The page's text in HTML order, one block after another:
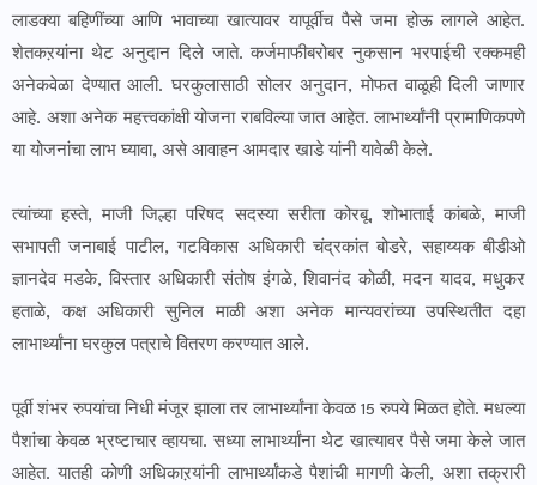
लाडक्या बहिणींच्या आणि भावाच्या खात्यावर यापूर्वीच पैसे जमा होऊ लागले आहेत.
शेतकऱयांना थेट अनुदान दिले जाते. कर्जमाफीबरोबर नुकसान भरपाईची रक्कमही
अनेकवेळा देण्यात आली. घरकुलासाठी सोलर अनुदान, मोफत वाळूही दिली जाणार
आहे. अशा अनेक महत्त्वकांक्षी योजना राबविल्या जात आहेत. लाभार्थ्यांनी प्रामाणिकपणे
या योजनांचा लाभ घ्यावा, असे आवाहन आमदार खाडे यांनी यावेळी केले.
त्यांच्या हस्ते, माजी जिल्हा परिषद सदस्या सरीता कोरबू, शोभाताई कांबळे, माजी
सभापती जनाबाई पाटील, गटविकास अधिकारी चंद्रकांत बोडरे, सहाय्यक बीडीओ
ज्ञानदेव मडके, विस्तार अधिकारी संतोष इंगळे, शिवानंद कोळी, मदन यादव, मधुकर
हताळे, कक्ष अधिकारी सुनिल माळी अशा अनेक मान्यवरांच्या उपस्थितीत दहा
लाभार्थ्यांना घरकुल पत्राचे वितरण करण्यात आले.
पूर्वी शंभर रुपयांचा निधी मंजूर झाला तर लाभार्थ्यांना केवळ 15 रुपये मिळत होते. मधल्या
पैशांचा केवळ भ्रष्टाचार व्हायचा. सध्या लाभार्थ्यांना थेट खात्यावर पैसे जमा केले जात
आहेत. यातही कोणी अधिकाऱयांनी लाभार्थ्यांकडे पैशांची मागणी केली, अशा तक्रारी